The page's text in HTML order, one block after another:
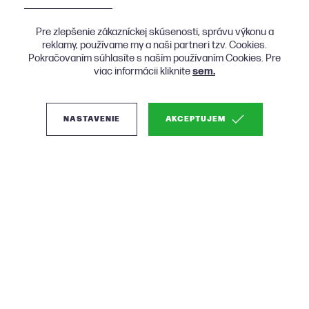
Pre zlepšenie zákazníckej skúsenosti, správu výkonu a
reklamy, používame my a naši partneri tzv. Cookies.
Pokračovaním súhlasíte s naším používaním Cookies. Pre
viac informácii kliknitesem.
AKCEPTUJEM
NASTAVENIE